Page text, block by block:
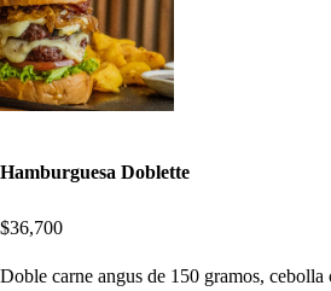
Hamburguesa Doblette
$36,700
Doble carne angus de 150 gramos, cebolla